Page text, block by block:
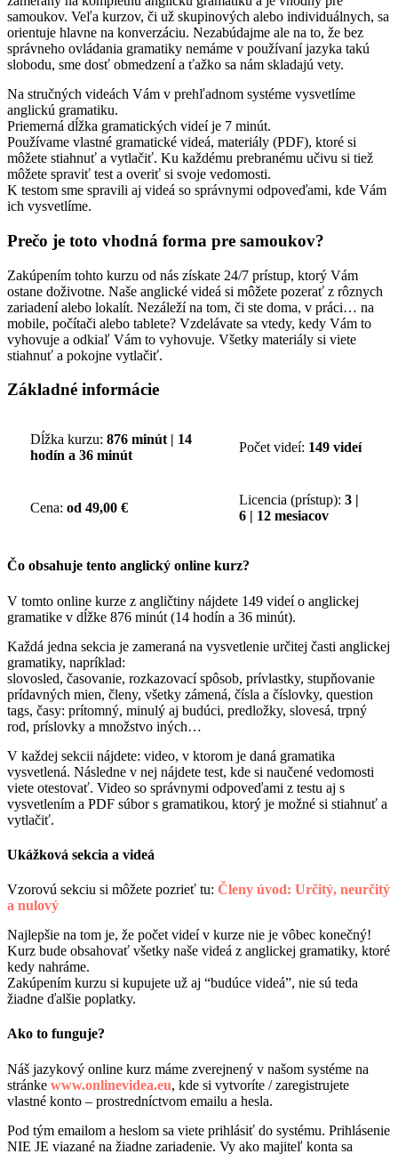
samoukov. Veľa kurzov, či už skupinových alebo individuálnych, sa
orientuje hlavne na konverzáciu. Nezabúdajme ale na to, že bez
správneho ovládania gramatiky nemáme v používaní jazyka takú
slobodu, sme dosť obmedzení a ťažko sa nám skladajú vety.
Na stručných videách Vám v prehľadnom systéme vysvetlíme
anglickú gramatiku.
Priemerná dĺžka gramatických videí je 7 minút.
Používame vlastné gramatické videá, materiály (PDF), ktoré si
môžete stiahnuť a vytlačiť. Ku každému prebranému učivu si tiež
môžete spraviť test a overiť si svoje vedomosti.
K testom sme spravili aj videá so správnymi odpoveďami, kde Vám
ich vysvetlíme.
Prečo je toto vhodná forma pre samoukov?
Zakúpením tohto kurzu od nás získate 24/7 prístup, ktorý Vám
ostane doživotne. Naše anglické videá si môžete pozerať z rôznych
zariadení alebo lokalít. Nezáleží na tom, či ste doma, v práci… na
mobile, počítači alebo tablete? Vzdelávate sa vtedy, kedy Vám to
vyhovuje a odkiaľ Vám to vyhovuje. Všetky materiály si viete
stiahnuť a pokojne vytlačiť.
Základné informácie
Dĺžka kurzu: 876 minút | 14
hodín a 36 minút
Počet videí: 149 videí
Cena: od 49,00 €
Licencia (prístup): 3 |
6 | 12 mesiacov
Čo obsahuje tento anglický online kurz?
V tomto online kurze z angličtiny nájdete 149 videí o anglickej
gramatike v dĺžke 876 minút (14 hodín a 36 minút).
Každá jedna sekcia je zameraná na vysvetlenie určitej časti anglickej
gramatiky, napríklad:
slovosled, časovanie, rozkazovací spôsob, prívlastky, stupňovanie
prídavných mien, členy, všetky zámená, čísla a číslovky, question
tags, časy: prítomný, minulý aj budúci, predložky, slovesá, trpný
rod, príslovky a množstvo iných…
V každej sekcii nájdete: video, v ktorom je daná gramatika
vysvetlená. Následne v nej nájdete test, kde si naučené vedomosti
viete otestovať. Video so správnymi odpoveďami z testu aj s
vysvetlením a PDF súbor s gramatikou, ktorý je možné si stiahnuť a
vytlačiť.
Ukážková sekcia a videá
Vzorovú sekciu si môžete pozrieť tu: Členy úvod: Určitý, neurčitý
a nulový
Najlepšie na tom je, že počet videí v kurze nie je vôbec konečný!
Kurz bude obsahovať všetky naše videá z anglickej gramatiky, ktoré
kedy nahráme.
Zakúpením kurzu si kupujete už aj “budúce videá”, nie sú teda
žiadne ďalšie poplatky.
Ako to funguje?
Náš jazykový online kurz máme zverejnený v našom systéme na
stránke www.onlinevidea.eu, kde si vytvoríte / zaregistrujete
vlastné konto – prostredníctvom emailu a hesla.
Pod tým emailom a heslom sa viete prihlásiť do systému. Prihlásenie
NIE JE viazané na žiadne zariadenie. Vy ako majiteľ konta sa